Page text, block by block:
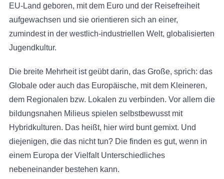
EU-Land geboren, mit dem Euro und der Reisefreiheit
aufgewachsen und sie orientieren sich an einer,
zumindest in der westlich-industriellen Welt, globalisierten
Jugendkultur.
Die breite Mehrheit ist geübt darin, das Große, sprich: das
Globale oder auch das Europäische, mit dem Kleineren,
dem Regionalen bzw. Lokalen zu verbinden. Vor allem die
bildungsnahen Milieus spielen selbstbewusst mit
Hybridkulturen. Das heißt, hier wird bunt gemixt. Und
diejenigen, die das nicht tun? Die finden es gut, wenn in
einem Europa der Vielfalt Unterschiedliches
nebeneinander bestehen kann.